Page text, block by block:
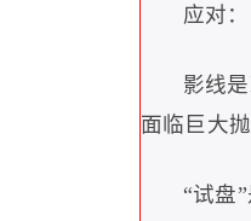
应对
影线
面临巨大
“试盘”